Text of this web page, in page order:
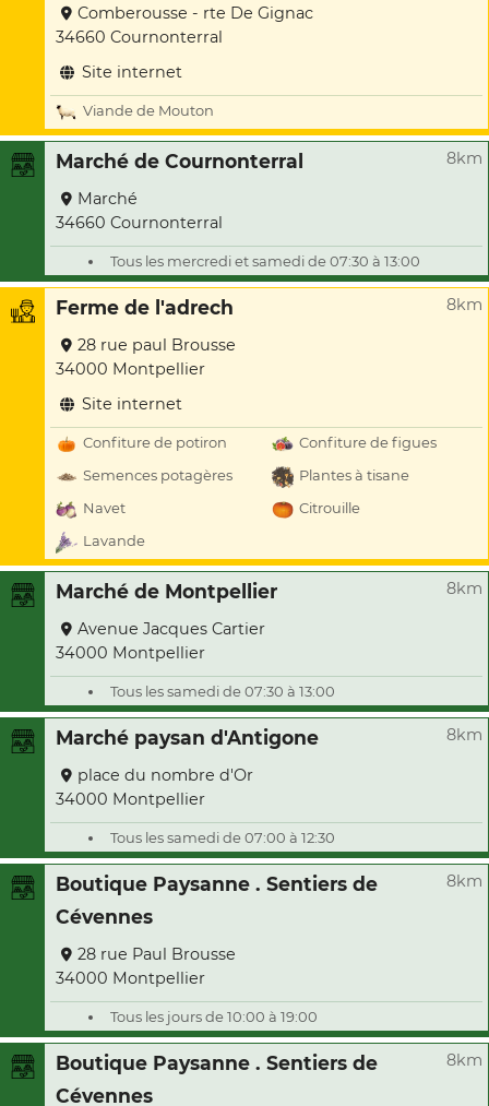
Comberousse - rte De Gignac
34660 Cournonterral
Site internet
Viande de Mouton
Marché de Cournonterral 8km
Marché
34660 Cournonterral
Tous les mercredi et samedi de 07:30 à 13:00
Ferme de l'adrech 8km
28 rue paul Brousse
34000 Montpellier
Site internet
Confiture de potiron
Confiture de figues
Semences potagères
Plantes à tisane
Navet
Citrouille
Lavande
Marché de Montpellier 8km
Avenue Jacques Cartier
34000 Montpellier
Tous les samedi de 07:30 à 13:00
Marché paysan d'Antigone 8km
place du nombre d'Or
34000 Montpellier
Tous les samedi de 07:00 à 12:30
Boutique Paysanne . Sentiers de
Cévennes
8km
28 rue Paul Brousse
34000 Montpellier
Tous les jours de 10:00 à 19:00
Boutique Paysanne . Sentiers de
Cévennes
8km